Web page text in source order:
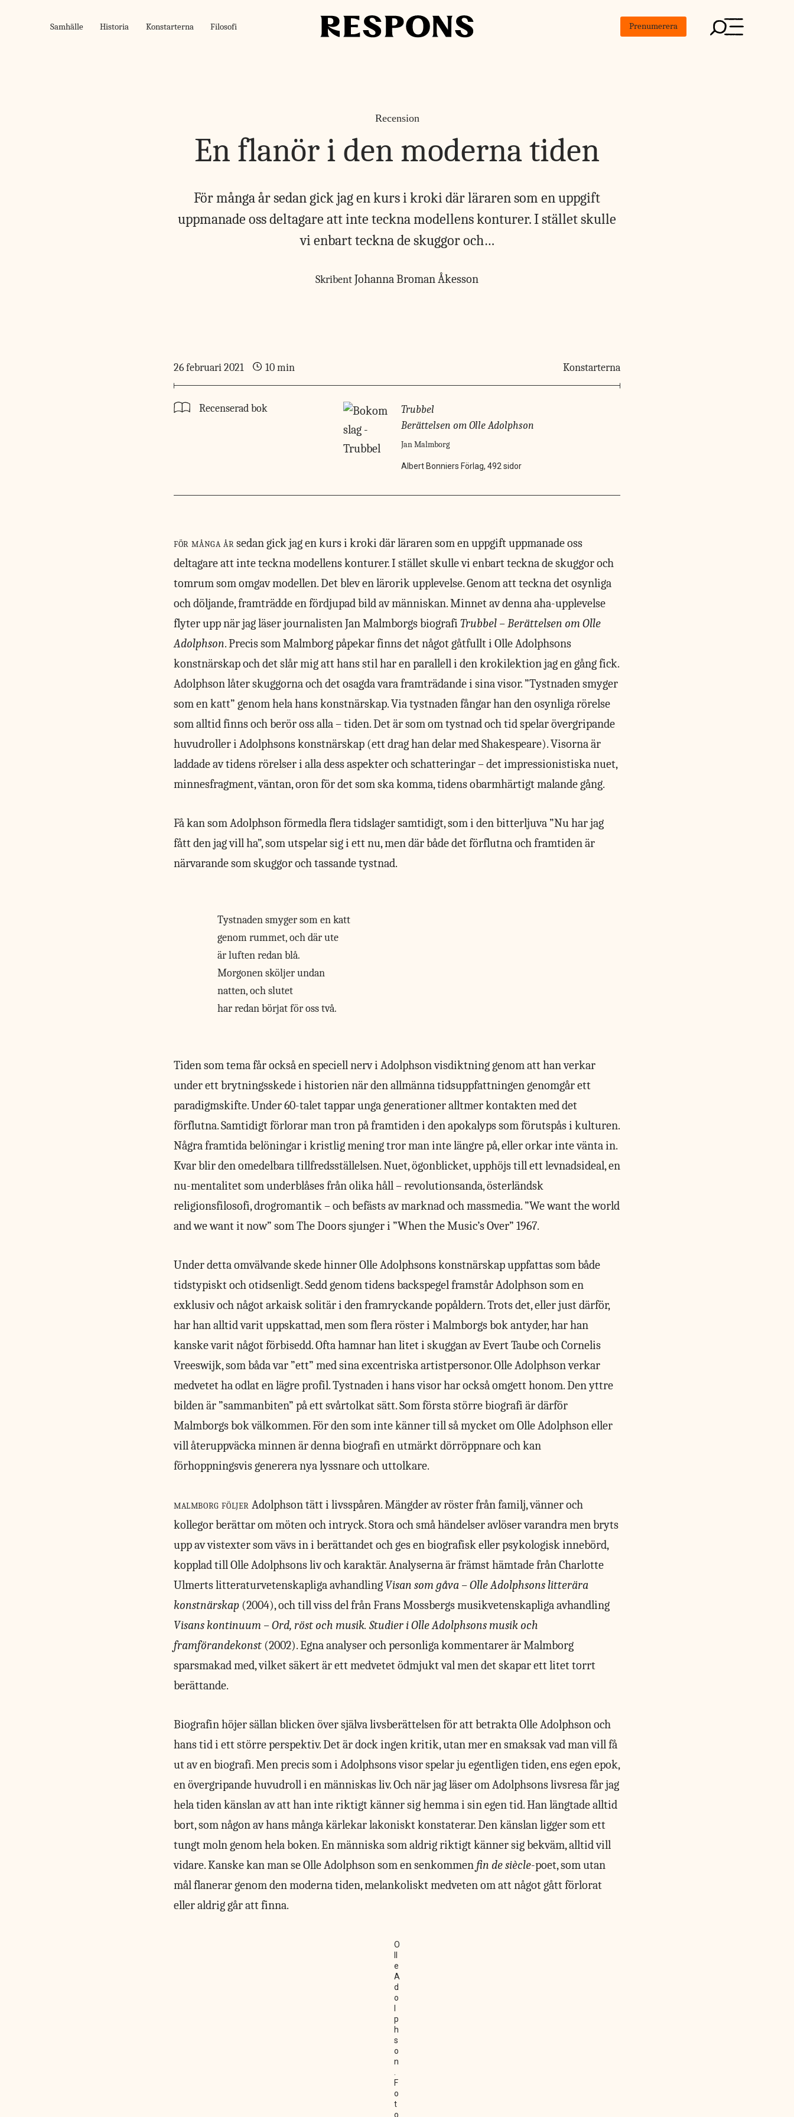
Samhälle Historia Konstarterna Filosofi Prenumerera
Recension
En flanör i den moderna tiden
För många år sedan gick jag en kurs i kroki där läraren som en uppgift
uppmanade oss deltagare att inte teckna modellens konturer. I stället skulle
vi enbart teckna de skuggor och…
SkribentJohanna Broman Åkesson
26 februari 2021 10 min Konstarterna
Recenserad bok
Trubbel
Berättelsen om Olle Adolphson
Jan Malmborg
Albert Bonniers Förlag, 492 sidor
för många årsedan gick jag en kurs i kroki där läraren som en uppgift uppmanade oss
deltagare att inte teckna modellens konturer. I stället skulle vi enbart teckna de skuggor och
tomrum som omgav modellen. Det blev en lärorik upplevelse. Genom att teckna det osynliga
och döljande, framträdde en fördjupad bild av människan. Minnet av denna aha-upplevelse
flyter upp när jag läser journalisten Jan Malmborgs biografi Trubbel – Berättelsen om Olle
Adolphson. Precis som Malmborg påpekar finns det något gåtfullt i Olle Adolphsons
konstnärskap och det slår mig att hans stil har en parallell i den krokilektion jag en gång fick.
Adolphson låter skuggorna och det osagda vara framträdande i sina visor. ”Tystnaden smyger
som en katt” genom hela hans konstnärskap. Via tystnaden fångar han den osynliga rörelse
som alltid finns och berör oss alla – tiden. Det är som om tystnad och tid spelar övergripande
huvudroller i Adolphsons konstnärskap (ett drag han delar med Shakespeare). Visorna är
laddade av tidens rörelser i alla dess aspekter och schatteringar – det impressionistiska nuet,
minnesfragment, väntan, oron för det som ska komma, tidens obarmhärtigt malande gång.
Få kan som Adolphson förmedla flera tidslager samtidigt, som i den bitterljuva ”Nu har jag
fått den jag vill ha”, som utspelar sig i ett nu, men där både det förflutna och framtiden är
närvarande som skuggor och tassande tystnad.
Tystnaden smyger som en katt
genom rummet, och där ute
är luften redan blå.
Morgonen sköljer undan
natten, och slutet
har redan börjat för oss två.
Tiden som tema får också en speciell nerv i Adolphson visdiktning genom att han verkar
under ett brytningsskede i historien när den allmänna tidsuppfattningen genomgår ett
paradigmskifte. Under 60-talet tappar unga generationer alltmer kontakten med det
förflutna. Samtidigt förlorar man tron på framtiden i den apokalyps som förutspås i kulturen.
Några framtida belöningar i kristlig mening tror man inte längre på, eller orkar inte vänta in.
Kvar blir den omedelbara tillfredsställelsen. Nuet, ögonblicket, upphöjs till ett levnadsideal, en
nu-mentalitet som underblåses från olika håll – revolutionsanda, österländsk
religionsfilosofi, drogromantik – och befästs av marknad och massmedia. ”We want the world
and we want it now” som The Doors sjunger i ”When the Music’s Over” 1967.
Under detta omvälvande skede hinner Olle Adolphsons konstnärskap uppfattas som både
tidstypiskt och otidsenligt. Sedd genom tidens backspegel framstår Adolphson som en
exklusiv och något arkaisk solitär i den framryckande popåldern. Trots det, eller just därför,
har han alltid varit uppskattad, men som flera röster i Malmborgs bok antyder, har han
kanske varit något förbisedd. Ofta hamnar han litet i skuggan av Evert Taube och Cornelis
Vreeswijk, som båda var ”ett” med sina excentriska artistpersonor. Olle Adolphson verkar
medvetet ha odlat en lägre profil. Tystnaden i hans visor har också omgett honom. Den yttre
bilden är ”sammanbiten” på ett svårtolkat sätt. Som första större biografi är därför
Malmborgs bok välkommen. För den som inte känner till så mycket om Olle Adolphson eller
vill återuppväcka minnen är denna biografi en utmärkt dörröppnare och kan
förhoppningsvis generera nya lyssnare och uttolkare.
malmborg följer Adolphsontätt i livsspåren. Mängder av röster från familj, vänner och
kollegor berättar om möten och intryck. Stora och små händelser avlöser varandra men bryts
upp av vistexter som vävs in i berättandet och ges en biografisk eller psykologisk innebörd,
kopplad till Olle Adolphsons liv och karaktär. Analyserna är främst hämtade från Charlotte
Ulmerts litteraturvetenskapliga avhandling Visan som gåva – Olle Adolphsons litterära
konstnärskap (2004), och till viss del från Frans Mossbergs musikvetenskapliga avhandling
Visans kontinuum – Ord, röst och musik. Studier i Olle Adolphsons musik och
framförandekonst (2002). Egna analyser och personliga kommentarer är Malmborg
sparsmakad med, vilket säkert är ett medvetet ödmjukt val men det skapar ett litet torrt
berättande.
Biografin höjer sällan blicken över själva livsberättelsen för att betrakta Olle Adolphson och
hans tid i ett större perspektiv. Det är dock ingen kritik, utan mer en smaksak vad man vill få
ut av en biografi. Men precis som i Adolphsons visor spelar ju egentligen tiden, ens egen epok,
en övergripande huvudroll i en människas liv. Och när jag läser om Adolphsons livsresa får jag
hela tiden känslan av att han inte riktigt känner sig hemma i sin egen tid. Han längtade alltid
bort, som någon av hans många kärlekar lakoniskt konstaterar. Den känslan ligger som ett
tungt moln genom hela boken. En människa som aldrig riktigt känner sig bekväm, alltid vill
vidare. Kanske kan man se Olle Adolphson som en senkommen fin de siècle-poet, som utan
mål flanerar genom den moderna tiden, melankoliskt medveten om att något gått förlorat
eller aldrig går att finna.
O
e
A
d
o
p
h
s
o
n
.
F
o
t
o